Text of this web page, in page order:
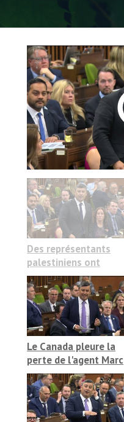
Des représentants
palestiniens ont
rencontré le Musée
canadien pour les
droits de la personne
Le Canada pleure la
perte de l'agent Marc
Pinizotto. Sa mort
n’est pas un incident
isolé